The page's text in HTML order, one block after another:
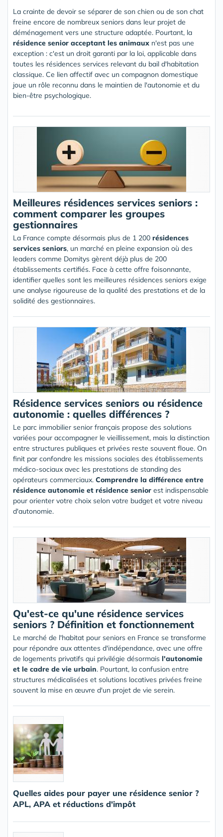
La crainte de devoir se séparer de son chien ou de son chat
freine encore de nombreux seniors dans leur projet de
déménagement vers une structure adaptée. Pourtant, la
résidence senior acceptant les animaux n'est pas une
exception : c'est un droit garanti par la loi, applicable dans
toutes les résidences services relevant du bail d'habitation
classique. Ce lien affectif avec un compagnon domestique
joue un rôle reconnu dans le maintien de l'autonomie et du
bien-être psychologique.
Meilleures résidences services seniors :
comment comparer les groupes
gestionnaires
La France compte désormais plus de 1 200 résidences
services seniors, un marché en pleine expansion où des
leaders comme Domitys gèrent déjà plus de 200
établissements certifiés. Face à cette offre foisonnante,
identifier quelles sont les meilleures résidences seniors exige
une analyse rigoureuse de la qualité des prestations et de la
solidité des gestionnaires.
Résidence services seniors ou résidence
autonomie : quelles différences ?
Le parc immobilier senior français propose des solutions
variées pour accompagner le vieillissement, mais la distinction
entre structures publiques et privées reste souvent floue. On
finit par confondre les missions sociales des établissements
médico-sociaux avec les prestations de standing des
opérateurs commerciaux. Comprendre la différence entre
résidence autonomie et résidence senior est indispensable
pour orienter votre choix selon votre budget et votre niveau
d'autonomie.
Qu'est-ce qu'une résidence services
seniors ? Définition et fonctionnement
Le marché de l'habitat pour seniors en France se transforme
pour répondre aux attentes d'indépendance, avec une offre
de logements privatifs qui privilégie désormais l'autonomie
et le cadre de vie urbain. Pourtant, la confusion entre
structures médicalisées et solutions locatives privées freine
souvent la mise en œuvre d'un projet de vie serein.
Quelles aides pour payer une résidence senior ?
APL, APA et réductions d'impôt